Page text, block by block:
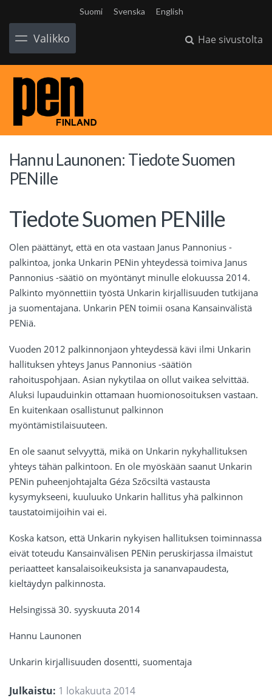
Suomi Svenska English
Valikko Hae sivustolta
Hannu Launonen: Tiedote Suomen
PENille
Tiedote Suomen PENille
Olen päättänyt, että en ota vastaan Janus Pannonius -
palkintoa, jonka Unkarin PENin yhteydessä toimiva Janus
Pannonius -säätiö on myöntänyt minulle elokuussa 2014.
Palkinto myönnettiin työstä Unkarin kirjallisuuden tutkijana
ja suomentajana. Unkarin PEN toimii osana Kansainvälistä
PENiä.
Vuoden 2012 palkinnonjaon yhteydessä kävi ilmi Unkarin
hallituksen yhteys Janus Pannonius -säätiön
rahoituspohjaan. Asian nykytilaa on ollut vaikea selvittää.
Aluksi lupauduinkin ottamaan huomionosoituksen vastaan.
En kuitenkaan osallistunut palkinnon
myöntämistilaisuuteen.
En ole saanut selvyyttä, mikä on Unkarin nykyhallituksen
yhteys tähän palkintoon. En ole myöskään saanut Unkarin
PENin puheenjohtajalta Géza Szőcsiltä vastausta
kysymykseeni, kuuluuko Unkarin hallitus yhä palkinnon
taustatoimijoihin vai ei.
Koska katson, että Unkarin nykyisen hallituksen toiminnassa
eivät toteudu Kansainvälisen PENin peruskirjassa ilmaistut
periaatteet kansalaisoikeuksista ja sananvapaudesta,
kieltäydyn palkinnosta.
Helsingissä 30. syyskuuta 2014
Hannu Launonen
Unkarin kirjallisuuden dosentti, suomentaja
Julkaistu: 1 lokakuuta 2014